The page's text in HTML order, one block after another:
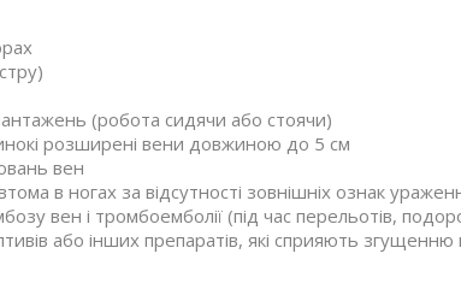
(робота сидячи або стоячи)
розширені вени довжиною до 5 см
вен
втома в ногах за відсутності зовнішніх ознак
вен і тромбоемболії (під час перельотів,
або інших препаратів, які сприяють згущенню